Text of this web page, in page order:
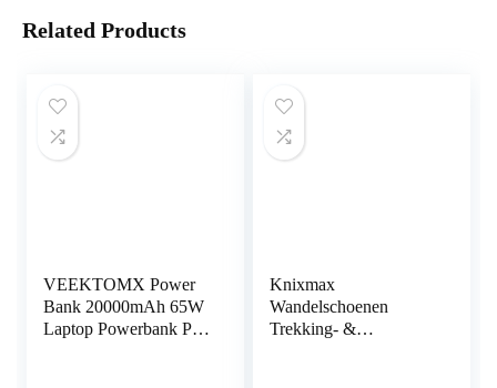
Related Products
VEEKTOMX Power
Bank 20000mAh 65W
Laptop Powerbank PD
Knixmax
Wandelschoenen
Trekking- &